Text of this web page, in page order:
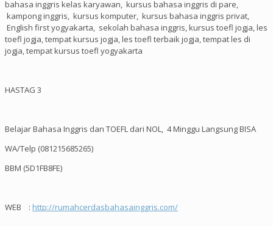
bahasa inggris kelas karyawan, kursus bahasa inggris di pare,
kampong inggris, kursus komputer, kursus bahasa inggris privat,
English first yogyakarta, sekolah bahasa inggris, kursus toefl jogja, les
toefl jogja, tempat kursus jogja, les toefl terbaik jogja, tempat les di
jogja, tempat kursus toefl yogyakarta
HASTAG 3
Belajar Bahasa Inggris dan TOEFL dari NOL, 4 Minggu Langsung BISA
WA/Telp (081215685265)
BBM (5D1FB8FE)
WEB : http://rumahcerdasbahasainggris.com/